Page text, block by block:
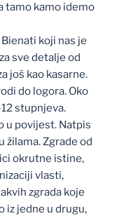
tamo kamo idemo
koji nas je
sve detalje od
još kao kasarne.
do logora. Oko
stupnjeva.
u povijest. Natpis
žilama. Zgrade od
okrutne istine,
vlasti,
zgrada koje
iz jedne u drugu,